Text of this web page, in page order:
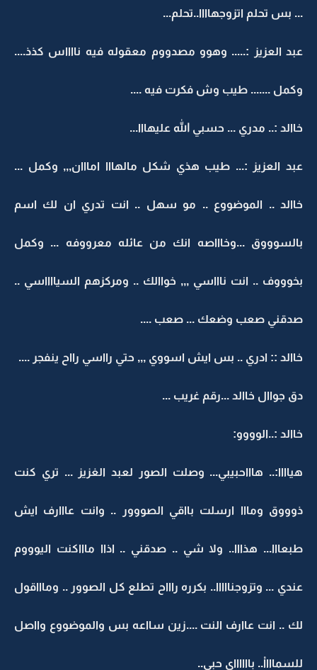
... بس تحلم اتزوجهاااا..تحلم...
عبد العزيز :..... وهوو مصدووم معقوله فيه نااااس كذذ....
وكمل ....... طيب وش فكرت فيه ....
خاالد :.. مدري ... حسبي الله عليهااا...
عبد العزيز :... طيب هذي شكل مالهااا امااان,,, وكمل ...
خاالد .. الموضووع .. مو سهل .. انت تدري ان لك اسم
بالسوووق ...وخاااصه انك من عائله معرووفه ... وكمل
بخوووف .. انت ناااسي ,,, خواالك .. ومركزهم السيااااسي ..
صدقني صعب وضعك ... صعب ....
خاالد :: ادري .. بس ايش اسووي ,,, حتي رااسي رااح ينفجر ....
دق جواال خاالد ...رقم غريب ...
خاالد :..الوووو:
هياااا:.. هاااحبيبي... وصلت الصور لعبد الغزيز ... تري كنت
ذوووق ومااا ارسلت بااقي الصووور .. وانت عااارف ايش
طبعااا... هذااا.. ولا شي .. صدقني .. اذاا ماااكنت اليوووم
عندي ... وتزوجنااااا.. بكرره راااح تطلع كل الصوور .. وماااقول
لك .. انت عاارف النت ....زين سااعه بس والموضووع وااصل
للسمااااْ.. بااااااي حبي..